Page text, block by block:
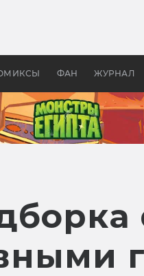
ФАН ЖУРНАЛ
—
бы